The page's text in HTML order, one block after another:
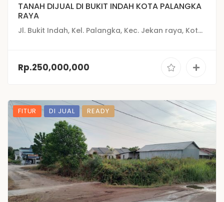
TANAH DIJUAL DI BUKIT INDAH KOTA PALANGKA
RAYA
Jl. Bukit Indah, Kel. Palangka, Kec. Jekan raya, Kota Palangka Raya
Rp.250,000,000
FITUR DI JUAL READY